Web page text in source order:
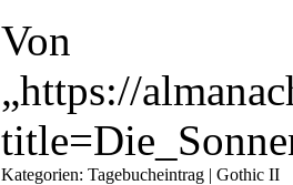
Von
„https://
Kategorien: Tagebucheintrag | Gothic II